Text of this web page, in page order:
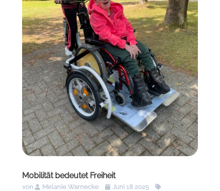
Mobilität bedeutet Freiheit
von Melanie Warnecke
Juni 18 2025